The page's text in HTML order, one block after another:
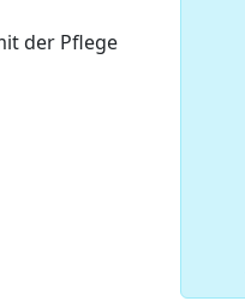
der Pflege